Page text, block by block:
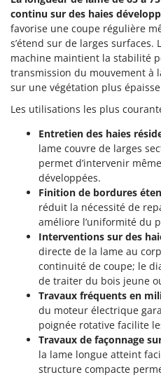
V
Vêtements de Sécurité
Vibroculteurs à tracteur
M
M.A.I.BO.
Macom
Macte Ovens
Marcato
Marina Systems
Master
Mastercook
Masterpro
McCulloch
MCH
Michelin
Mille
Minox
Mockmill
More than chef
continu sur des haies
favorise une coupe régulière
s’étend sur de larges
machine maintient la stabilité
transmission du mouvement à
sur une végétation plus
Les utilisations les plus
Entretien des haies
lame couvre de larges
permet d’intervenir
développées.
Finition de bordures
réduit la nécessité de
améliore l’uniformité du
Interventions sur des
directe de la lame au
continuité de coupe; le
de traiter du bois jeune
Travaux fréquents en
du moteur électrique
poignée rotative facilite
Travaux de façonnage
la lame longue atteint
structure compacte